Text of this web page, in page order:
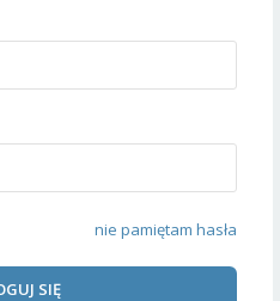
nie pamiętam hasła
SIĘ